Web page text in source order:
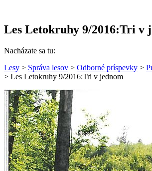
Les Letokruhy 9/2016:Tri v
Nacházate sa tu:
Lesy > Správa lesov > Odborné príspevky >
> Les Letokruhy 9/2016:Tri v jednom